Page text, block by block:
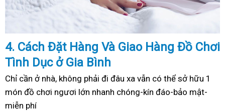
4. Cách Đặt Hàng Và Giao Hàng Đồ Chơi
Tình Dục ở Gia Bình
Chỉ cần ở nhà, không phải đi đâu xa vẫn có thể sở hữu 1
món đồ chơi ngươi lớn nhanh chóng-kín đáo-bảo mật-
miễn phí